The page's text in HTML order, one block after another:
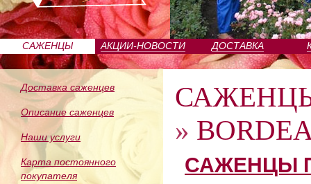
САЖЕНЦЫ
ПИТОМНИКА
АКЦИИ-НОВОСТИ ДОСТАВКА
Доставка саженцев
Описание саженцев
Наши услуги
Карта постоянного
покупателя
»
САЖЕНЦЫ